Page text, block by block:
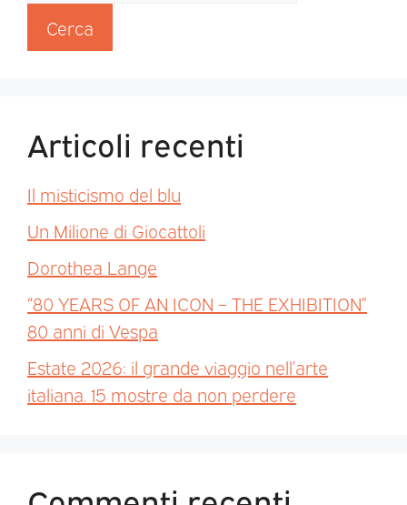
Cerca
Articoli recenti
Il misticismo del blu
Un Milione di Giocattoli
Dorothea Lange
“80 YEARS OF AN ICON – THE EXHIBITION”
80 anni di Vespa
Estate 2026: il grande viaggio nell’arte
italiana. 15 mostre da non perdere